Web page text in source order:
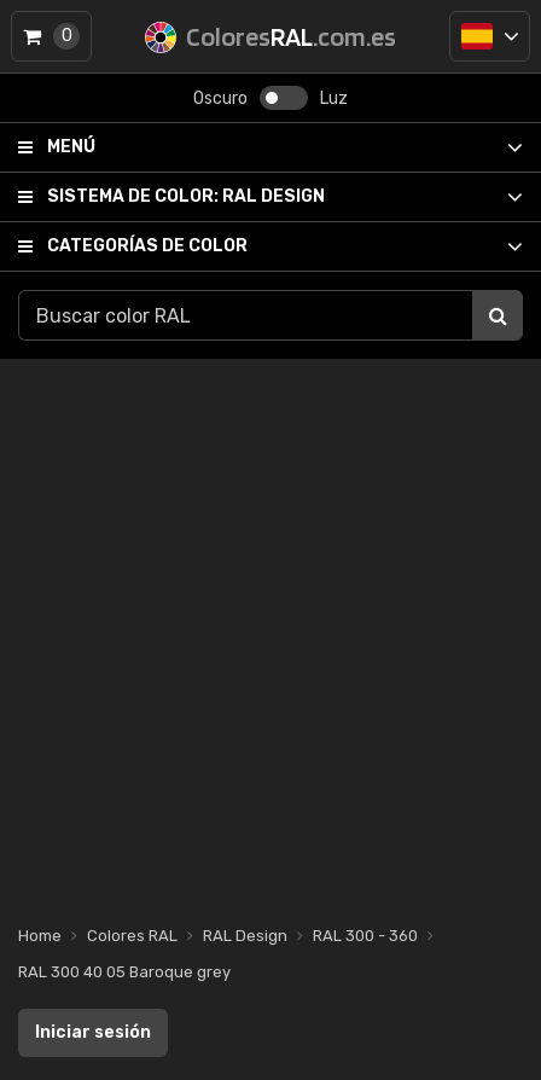
ColoresRAL.com.es
Oscuro Luz
MENÚ
SISTEMA DE COLOR: RAL DESIGN
CATEGORÍAS DE COLOR
0
Home Colores RAL RAL Design
RAL 300 - 360
RAL 300 40 05 Baroque grey
Iniciar sesión